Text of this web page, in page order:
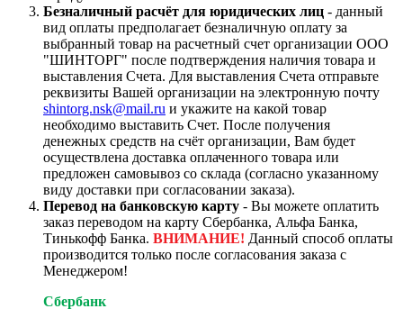
Безналичный расчёт для юридических лиц - данный
вид оплаты предполагает безналичную оплату за
выбранный товар на расчетный счет организации ООО
"ШИНТОРГ" после подтверждения наличия товара и
выставления Счета. Для выставления Счета отправьте
реквизиты Вашей организации на электронную почту
shintorg.nsk@mail.ru и укажите на какой товар
необходимо выставить Счет. После получения
денежных средств на счёт организации, Вам будет
осуществлена доставка оплаченного товара или
предложен самовывоз со склада (согласно указанному
виду доставки при согласовании заказа).
Перевод на банковскую карту - Вы можете оплатить
заказ переводом на карту Сбербанка, Альфа Банка,
Тинькофф Банка. ВНИМАНИЕ! Данный способ оплаты
производится только после согласования заказа с
Менеджером!
Сбербанк